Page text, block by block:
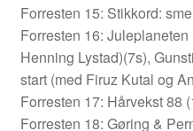
Duplex
Ellen Bergheim
Esben S. Titland
Forresten 15: Stikkord:
Forresten 16:
Henning Lystad)(7s),
start (med Firuz Kutal og
Forresten 17: Hårvekst 88
Forresten 18: Gøring &